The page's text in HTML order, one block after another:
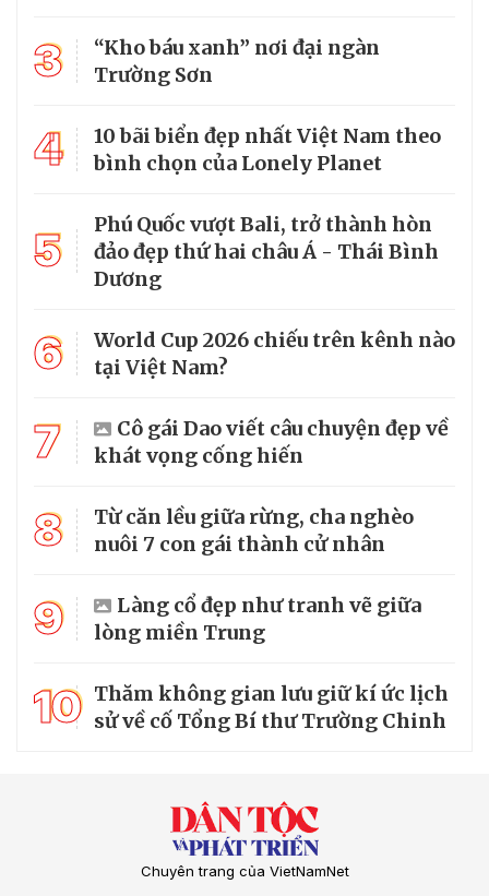
3
“Kho báu xanh” nơi đại ngàn
Trường Sơn
4
10 bãi biển đẹp nhất Việt Nam theo
bình chọn của Lonely Planet
5
Phú Quốc vượt Bali, trở thành hòn
đảo đẹp thứ hai châu Á - Thái Bình
Dương
6
World Cup 2026 chiếu trên kênh nào
tại Việt Nam?
7
Cô gái Dao viết câu chuyện đẹp về
khát vọng cống hiến
8
Từ căn lều giữa rừng, cha nghèo
nuôi 7 con gái thành cử nhân
9
Làng cổ đẹp như tranh vẽ giữa
lòng miền Trung
10 Thăm không gian lưu giữ kí ức lịch
sử về cố Tổng Bí thư Trường Chinh
Chuyên trang của VietNamNet